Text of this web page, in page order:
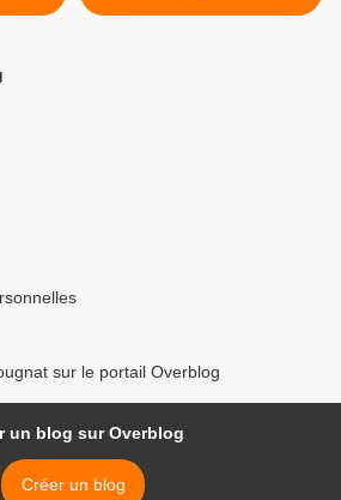
sur le portail Overblog
un blog sur Overblog
Créer un blog